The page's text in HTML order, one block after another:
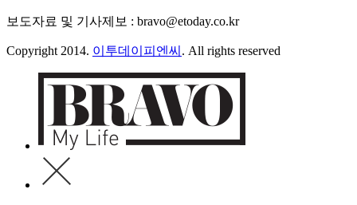
보도자료 및 기사제보 : bravo@etoday.co.kr
Copyright 2014. 이투데이피엔씨 . All rights reserved